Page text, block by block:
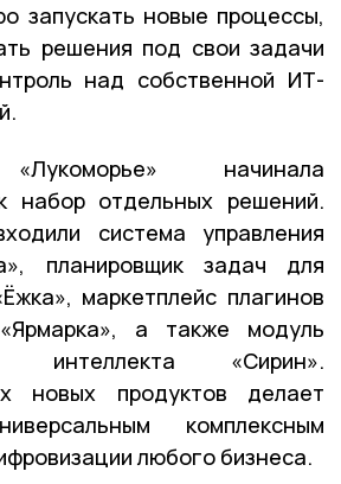
запускать новые процессы,
решения под свои задачи
над собственной ИТ-
начинала
набор отдельных решений.
система управления
планировщик задач для
маркетплейс плагинов
а также модуль
интеллекта «Сирин».
новых продуктов делает
комплексным
любого бизнеса.